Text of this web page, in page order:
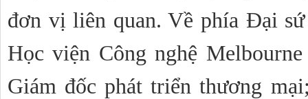
đơn vị liên quan. Về phía Đại
Học viện Công nghệ
Giám đốc phát triển thương